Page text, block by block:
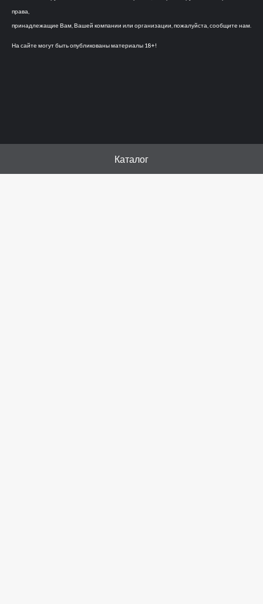
права,
принадлежащие Вам, Вашей компании или организации, пожалуйста, сообщите нам.
На сайте могут быть опубликованы материалы 18+!
Каталог